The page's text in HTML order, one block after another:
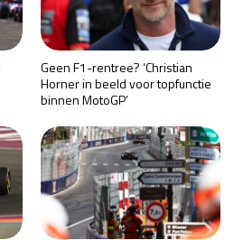
Geen F1-rentree? ‘Christian
Horner in beeld voor topfunctie
binnen MotoGP’